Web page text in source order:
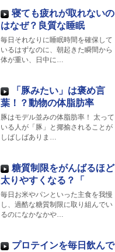
寝ても疲れが取れないの
はなぜ？良質な睡眠
毎日それなりに睡眠時間を確保して
いるはずなのに、朝起きた瞬間から
体が重い、日中に…
「豚みたい」は褒め言
葉！？動物の体脂肪率
豚はモデル並みの体脂肪率！ 太って
いる人が「豚」と揶揄されることが
しばしばありま…
糖質制限をがんばるほど
太りやすくなる？「
毎日お米やパンといった主食を我慢
し、過酷な糖質制限に取り組んでい
るのになかなかや…
プロテインを毎日飲んで